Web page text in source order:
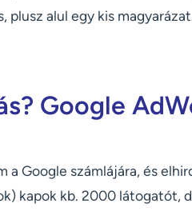
plusz alul egy kis
Google
a Google számlájára, és
kapok kb. 2000 látogatót,